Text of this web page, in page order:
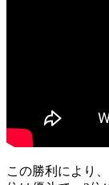
この勝利により